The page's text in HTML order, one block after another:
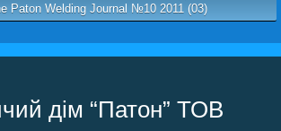
Paton Welding Journal №10 2011 (03)
дім “Патон” ТОВ